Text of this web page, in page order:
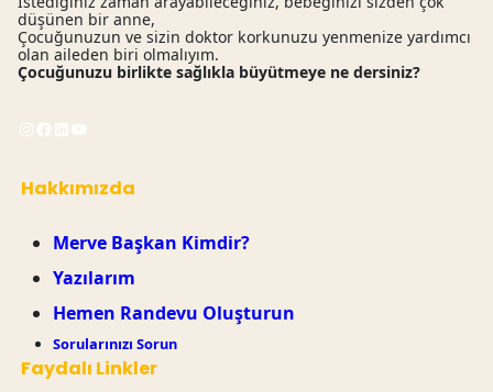
düşünen bir anne,
Çocuğunuzun ve sizin doktor korkunuzu yenmenize yardımcı
olan aileden biri olmalıyım.
Çocuğunuzu birlikte sağlıkla büyütmeye ne dersiniz?
InstagramFacebook LinkedIn YouTube
Hakkımızda
Merve Başkan Kimdir?
Yazılarım
Hemen Randevu Oluşturun
Sorularınızı Sorun
Faydalı Linkler